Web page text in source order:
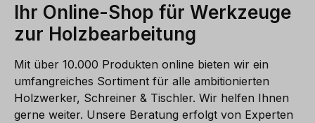
Ihr Online-Shop für Werkzeuge
zur Holzbearbeitung
Mit über 10.000 Produkten online bieten wir ein
umfangreiches Sortiment für alle ambitionierten
Holzwerker, Schreiner & Tischler. Wir helfen Ihnen
gerne weiter. Unsere Beratung erfolgt von Experten